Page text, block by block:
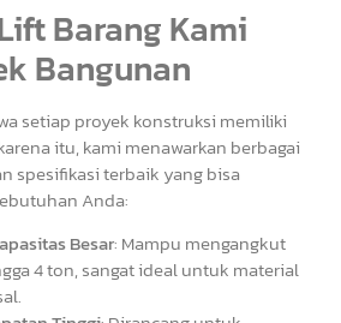
Barang Kami
Bangunan
setiap proyek konstruksi memiliki
itu, kami menawarkan berbagai
spesifikasi terbaik yang bisa
Anda:
Besar: Mampu mengangkut
4 ton, sangat ideal untuk material